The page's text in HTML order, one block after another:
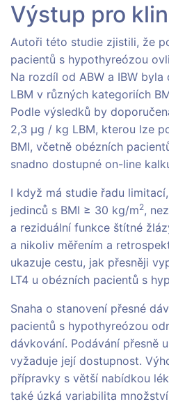
Výstup pro
Autoři této studie zjistili, že
pacientů s hypothyreózou
Na rozdíl od ABW a IBW byla
LBM v různých kategoriích
Podle výsledků by
2,3 µg / kg LBM, kterou lze
BMI, včetně obézních
snadno dostupné on-line
I když má studie řadu
jedinců s BMI ≥ 30 kg/m2,
a reziduální funkce štítné
a nikoliv měřením a
ukazuje cestu, jak přesněji
LT4 u obézních pacientů s
Snaha o stanovení přesné
pacientů s hypothyreózou
dávkování. Podávání přesně
vyžaduje její dostupnost.
přípravky s větší nabídkou
také úzká variabilita